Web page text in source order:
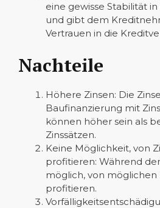
eine gewisse Stabilität
und gibt dem
Vertrauen in die
Nachteile
Höhere Zinsen: Die
Baufinanzierung mit
können höher sein als
Zinssätzen.
Keine Möglichkeit, von
profitieren: Während
möglich, von möglichen
profitieren.